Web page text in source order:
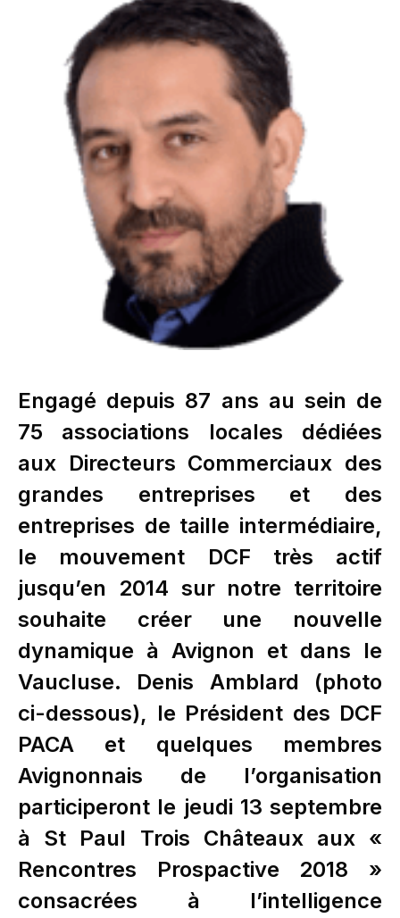
Engagé depuis 87 ans au sein de
75 associations locales dédiées
aux Directeurs Commerciaux des
grandes entreprises et des
entreprises de taille intermédiaire,
le mouvement DCF très actif
jusqu’en 2014 sur notre territoire
souhaite créer une nouvelle
dynamique à Avignon et dans le
Vaucluse. Denis Amblard (photo
ci-dessous), le Président des DCF
PACA et quelques membres
Avignonnais de l’organisation
participeront le jeudi 13 septembre
à St Paul Trois Châteaux aux «
Rencontres Prospactive 2018 »
consacrées à l’intelligence